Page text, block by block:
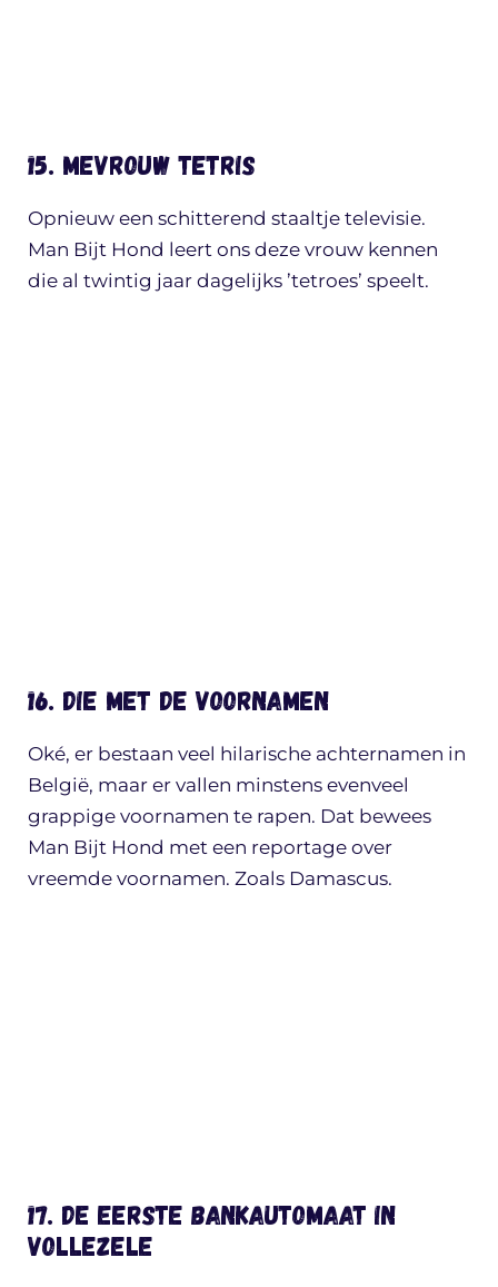
15. Mevrouw Tetris
Opnieuw een schitterend staaltje televisie.
Man Bijt Hond leert ons deze vrouw kennen
die al twintig jaar dagelijks ’tetroes’ speelt.
16. Die met de voornamen
Oké, er bestaan veel hilarische achternamen in
België, maar er vallen minstens evenveel
grappige voornamen te rapen. Dat bewees
Man Bijt Hond met een reportage over
vreemde voornamen. Zoals Damascus.
17. De eerste bankautomaat in
Vollezele